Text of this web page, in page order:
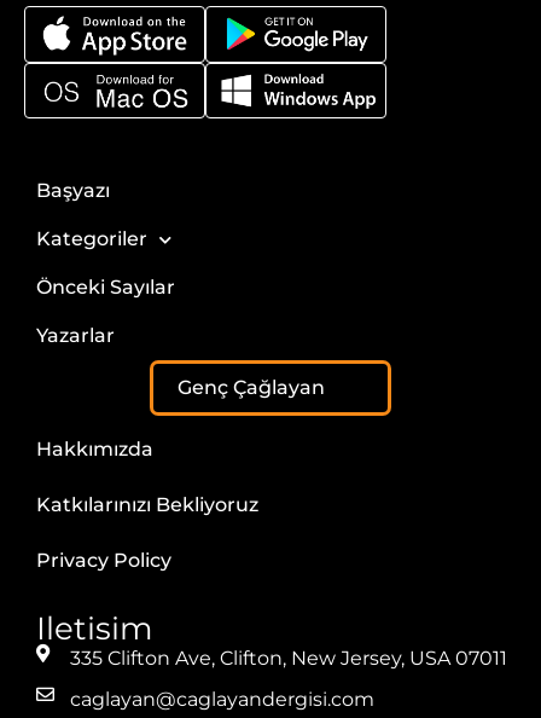
Başyazı
Kategoriler
Önceki Sayılar
Yazarlar
Genç Çağlayan
Hakkımızda
Katkılarınızı Bekliyoruz
Privacy Policy
Iletisim
335 Clifton Ave, Clifton, New Jersey, USA 07011
caglayan@caglayandergisi.com